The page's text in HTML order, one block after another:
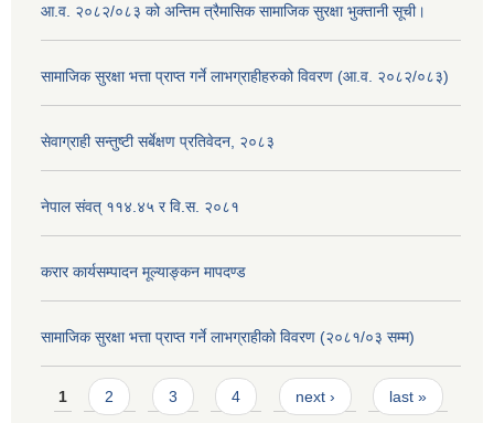
आ.व. २०८२/०८३ को अन्तिम त्रैमासिक सामाजिक सुरक्षा भुक्तानी सूची।
सामाजिक सुरक्षा भत्ता प्राप्त गर्ने लाभग्राहीहरुको विवरण (आ.व. २०८२/०८३)
सेवाग्राही सन्तुष्टी सर्बेक्षण प्रतिवेदन, २०८३
नेपाल संवत् ११४.४५ र वि.स. २०८१
करार कार्यसम्पादन मूल्याङ्कन मापदण्ड
सामाजिक सुरक्षा भत्ता प्राप्त गर्ने लाभग्राहीको विवरण (२०८१/०३ सम्म)
Pages
1 2 3 4 next › last »